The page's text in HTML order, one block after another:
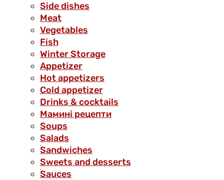
Side dishes
Meat
Vegetables
Fish
Winter Storage
Аppetizer
Hot appetizers
Cold appetizer
Drinks & cocktails
Мамині рецепти
Soups
Salads
Sandwiches
Sweets and desserts
Sauces